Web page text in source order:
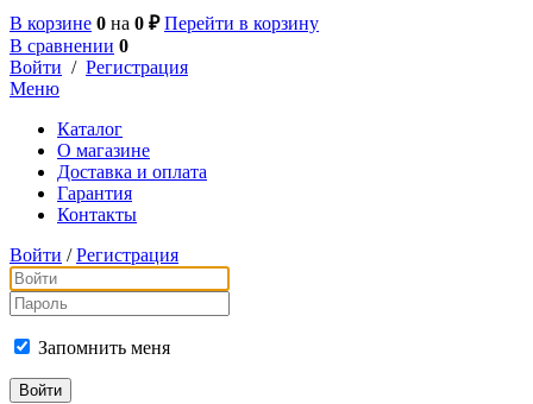
В корзине 0 на 0 ₽ Перейти в корзину
В сравнении 0
Войти / Регистрация
Меню
Каталог
О магазине
Доставка и оплата
Гарантия
Контакты
Войти / Регистрация
Запомнить меня